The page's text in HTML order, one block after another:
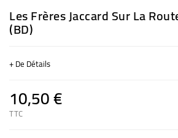
Les Frères Jaccard Sur La
(BD)
+ De Détails
10,50 €
TTC